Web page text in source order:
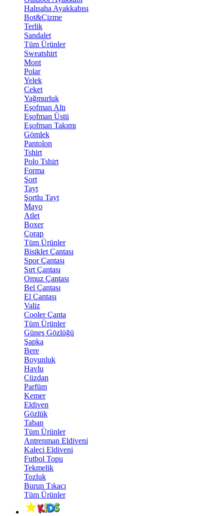
Halısaha Ayakkabısı
Bot&Çizme
Terlik
Sandalet
Tüm Ürünler
Sweatshirt
Mont
Polar
Yelek
Ceket
Yağmurluk
Eşofman Altı
Eşofman Üstü
Eşofman Takımı
Gömlek
Pantolon
Tshirt
Polo Tshirt
Forma
Şort
Tayt
Şortlu Tayt
Mayo
Atlet
Boxer
Çorap
Tüm Ürünler
Bisiklet Çantası
Spor Çantası
Sırt Çantası
Omuz Çantası
Bel Çantası
El Çantası
Valiz
Cooler Çanta
Tüm Ürünler
Güneş Gözlüğü
Şapka
Bere
Boyunluk
Havlu
Cüzdan
Parfüm
Kemer
Eldiven
Gözlük
Taban
Tüm Ürünler
Antrenman Eldiveni
Kaleci Eldiveni
Futbol Topu
Tekmelik
Tozluk
Burun Tıkacı
Tüm Ürünler